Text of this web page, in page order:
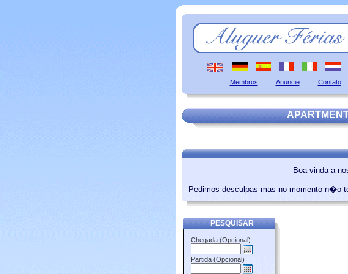
Membros Anuncie Contato
Boa vinda a
Pedimos desculpas mas no momento n�o
PESQUISAR
Chegada (Opcional)
Partida (Opcional)